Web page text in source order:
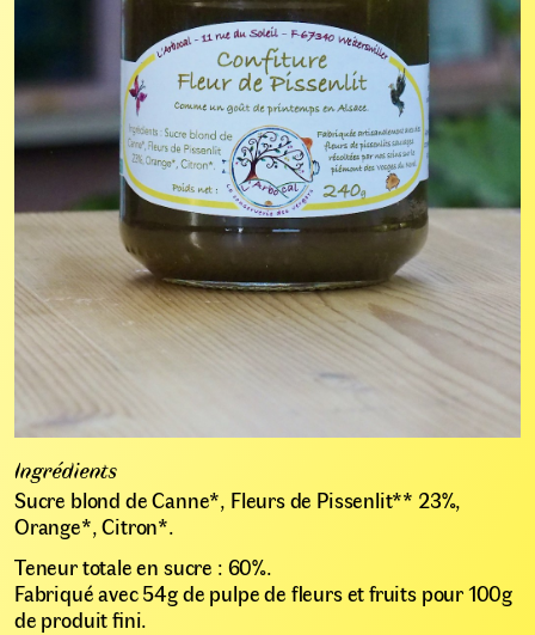
Ingrédients
Sucre blond de Canne*, Fleurs de Pissenlit** 23%,
Orange*, Citron*.
Teneur totale en sucre : 60%.
Fabriqué avec 54g de pulpe de fleurs et fruits pour 100g
de produit fini.